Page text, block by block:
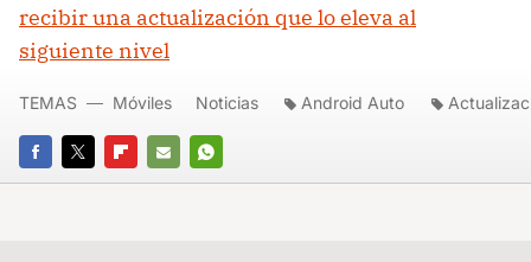
recibir una actualización que lo eleva al
siguiente nivel
FACEBOOK
TWITTERFLIPBOARD
E-
WHATSAPP
TEMAS Móviles Noticias Android Auto